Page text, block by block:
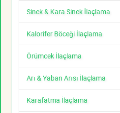
Sinek & Kara Sinek İlaçlama
Kalorifer Böceği İlaçlama
Örümcek İlaçlama
Arı & Yaban Arısı İlaçlama
Karafatma İlaçlama